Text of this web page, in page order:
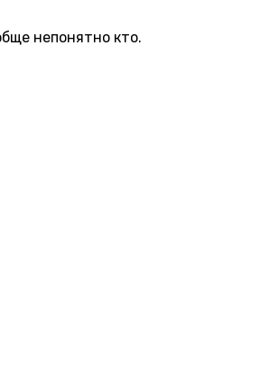
непонятно кто.